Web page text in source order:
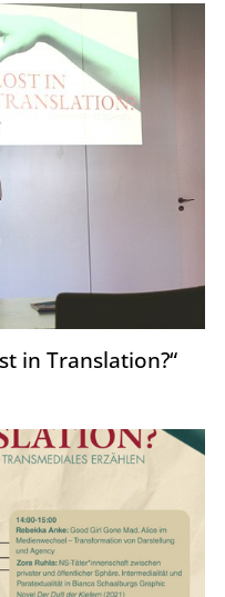
in Translation?“